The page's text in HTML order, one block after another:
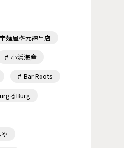
辛麺屋桝元諫早店
小浜海産
Bar Roots
るBurg